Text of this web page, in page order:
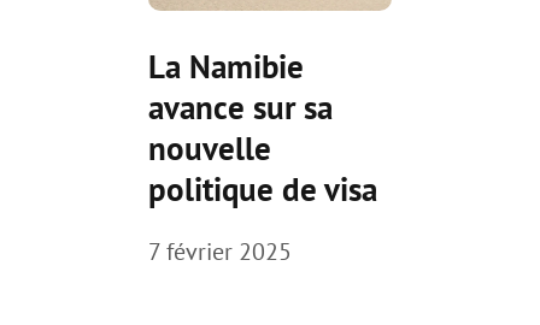
La Namibie
avance sur sa
nouvelle
politique de visa
7 février 2025